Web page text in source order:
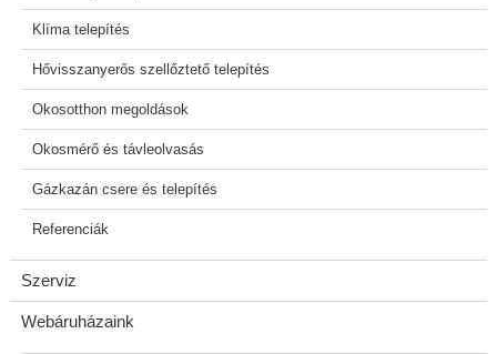
Klíma telepítés
Hővisszanyerős szellőztető telepítés
Okosotthon megoldások
Okosmérő és távleolvasás
Gázkazán csere és telepítés
Referenciák
Szerviz
Webáruházaink